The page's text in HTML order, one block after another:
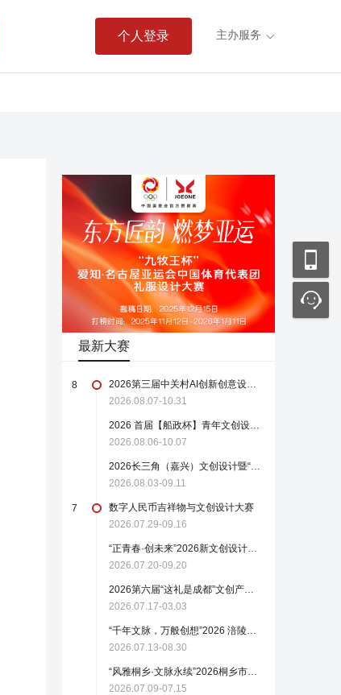
个人登录 主办服务 
最新大赛
8
2026第三届中关村AI创新创意设计大赛“国风戏曲毛绒 IP 形象设计赛道”
2026.08.07-10.31
2026 首届【船政杯】青年文创设计大赛
2026.08.06-10.07
2026长三角（嘉兴）文创设计暨“红船起航地 嘉兴醉江南”文化创意大赛
2026.08.03-09.11
7
数字人民币吉祥物与文创设计大赛
2026.07.29-09.16
“正青春·创未来”2026新文创设计大赛
2026.07.20-09.20
2026第六届“这礼是成都”文创产品设计大赛
2026.07.17-03.03
“千年文脉，万般创想”2026 涪陵文旅文创大赛
2026.07.13-08.30
“风雅桐乡·文脉永续”2026桐乡市文化创意大赛
2026.07.09-07.15